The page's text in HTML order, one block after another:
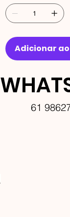
Adicionar ao
61